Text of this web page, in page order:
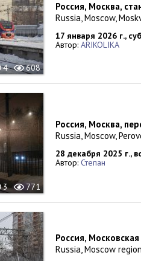
4 608
Россия, Москва,
Russia, Moscow,
17 января 2026 г.,
Автор: ARIKOLIKA
3 771
Россия, Москва,
Russia, Moscow,
28 декабря 2025 г.,
Автор: Степан
Россия,
Russia, Moscow